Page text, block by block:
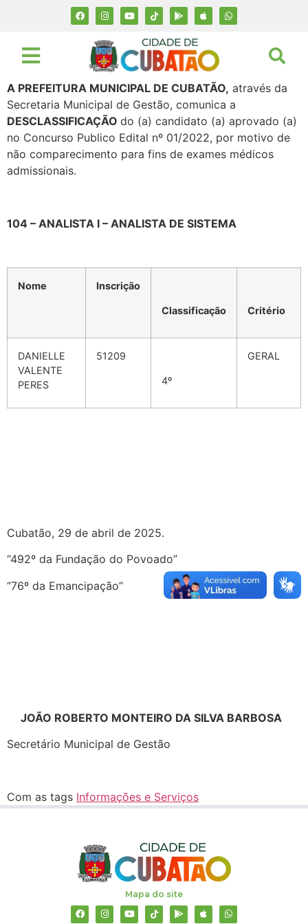
A PREFEITURA MUNICIPAL DE CUBATÃO, através da
Secretaria Municipal de Gestão, comunica a
DESCLASSIFICAÇÃO do (a) candidato (a) aprovado (a)
no Concurso Publico Edital nº 01/2022, por motivo de
não comparecimento para fins de exames médicos
admissionais.
104 – ANALISTA I – ANALISTA DE SISTEMA
Nome Inscrição
Classificação Critério
DANIELLE
VALENTE
PERES
51209
4º
GERAL
Cubatão, 29 de abril de 2025.
“492º da Fundação do Povoado”
“76º da Emancipação”
JOÃO ROBERTO MONTEIRO DA SILVA BARBOSA
Secretário Municipal de Gestão
Com as tags Informações e Serviços
Mapa do site